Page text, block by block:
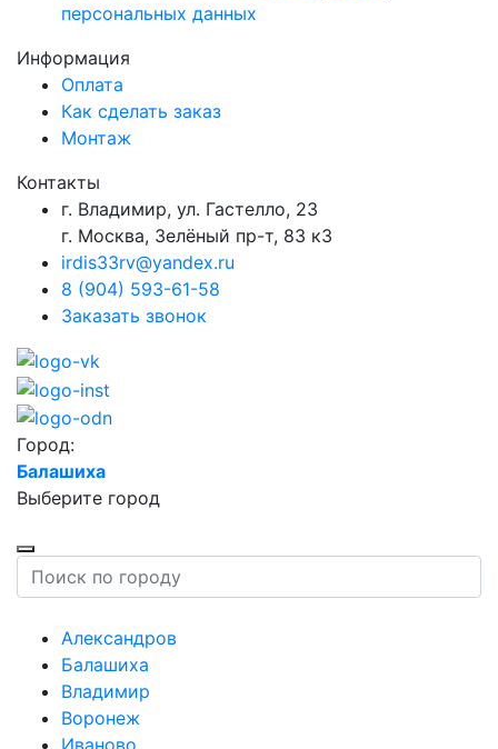
персональных данных
Информация
Оплата
Как сделать заказ
Монтаж
Контакты
г. Владимир, ул. Гастелло, 23
г. Москва, Зелёный пр-т, 83 к3
irdis33rv@yandex.ru
8 (904) 593-61-58
Заказать звонок
Город:
Балашиха
Выберите город
Александров
Балашиха
Владимир
Воронеж